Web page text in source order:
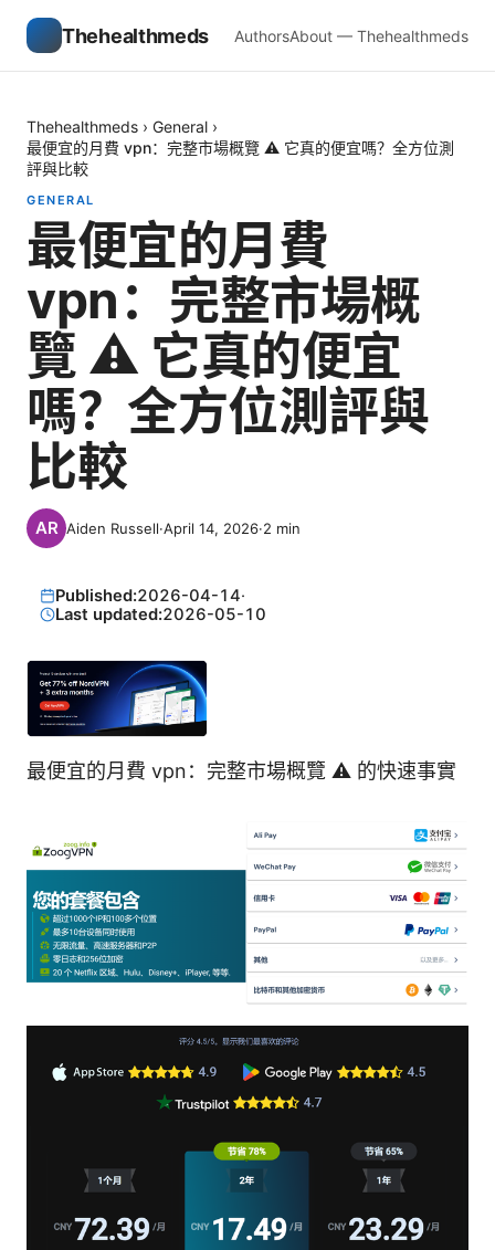
Thehealthmeds AuthorsAbout — Thehealthmeds
Thehealthmeds › General ›
最便宜的月費 vpn：完整市場概覽 ⚠️ 它真的便宜嗎？全方位測
評與比較
GENERAL
最便宜的月費
vpn：完整市場概
覽 ⚠️ 它真的便宜
嗎？全方位測評與
比較
Aiden Russell·April 14, 2026·2 min
Published:2026-04-14·
Last updated:2026-05-10
最便宜的月費 vpn：完整市場概覽 ⚠️ 的快速事實